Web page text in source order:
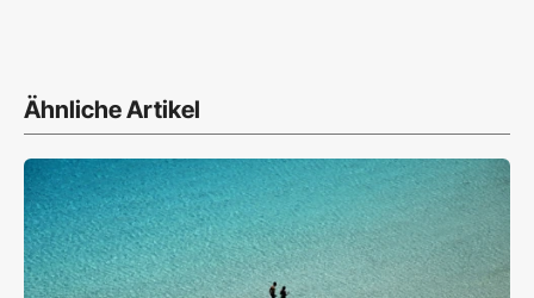
Ähnliche Artikel